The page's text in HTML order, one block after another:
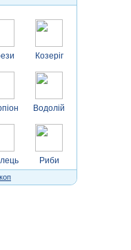
Козеріг
Водолій
Риби